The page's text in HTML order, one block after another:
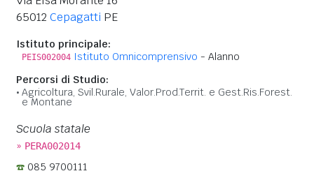
65012 Cepagatti PE
Istituto principale:
PEIS002004 Istituto Omnicomprensivo - Alanno
Percorsi di Studio:
Agricoltura, Svil.Rurale, Valor.Prod.Territ. e Gest.Ris.Forest.
e Montane
Scuola statale
» PERA002014
085 9700111